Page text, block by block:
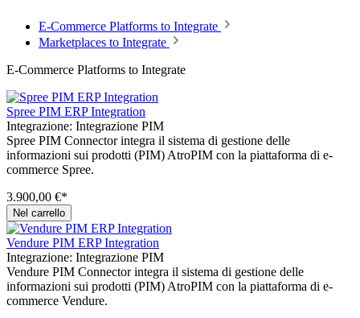
E-Commerce Platforms to Integrate
Marketplaces to Integrate
E-Commerce Platforms to Integrate
Spree PIM ERP Integration
Integrazione: Integrazione PIM
Spree PIM Connector integra il sistema di gestione delle
informazioni sui prodotti (PIM) AtroPIM con la piattaforma di e-
commerce Spree.
3.900,00 €*
Nel carrello
Vendure PIM ERP Integration
Integrazione: Integrazione PIM
Vendure PIM Connector integra il sistema di gestione delle
informazioni sui prodotti (PIM) AtroPIM con la piattaforma di e-
commerce Vendure.